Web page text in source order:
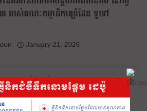
បស់គណៈកម្មាធិការព្រំដែន ទូទៅ
January 21, 2026